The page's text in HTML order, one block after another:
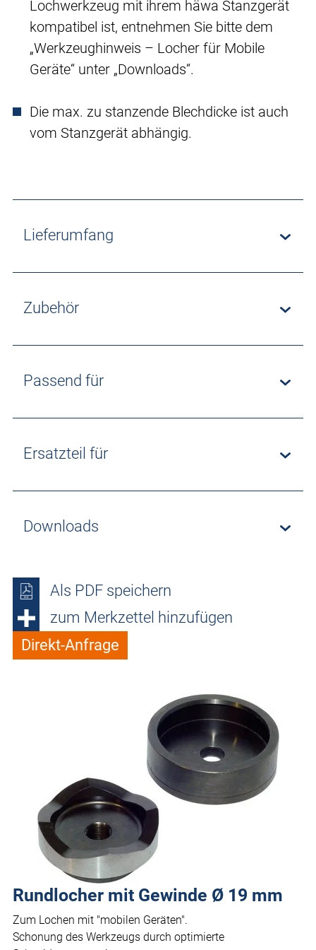
Lochwerkzeug mit ihrem häwa Stanzgerät
kompatibel ist, entnehmen Sie bitte dem
„Werkzeughinweis – Locher für Mobile
Geräte“ unter „Downloads“.
Die max. zu stanzende Blechdicke ist auch
vom Stanzgerät abhängig.
Lieferumfang
Zubehör
Passend für
Ersatzteil für
Downloads
Als PDF speichern
zum Merkzettel hinzufügen
Direkt-Anfrage
Rundlocher mit Gewinde Ø 19 mm
Zum Lochen mit "mobilen Geräten".
Schonung des Werkzeugs durch optimierte